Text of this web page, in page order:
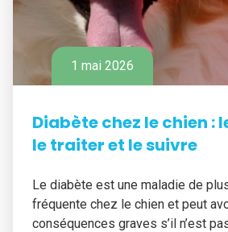
1 mai 2026
Diabète chez le chien :
le traiter et le suivre
Le diabète est une maladie de
fréquente chez le chien et peut
conséquences graves s’il n’est